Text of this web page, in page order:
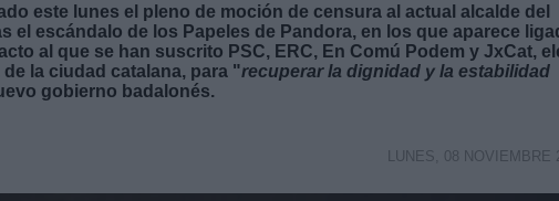
este lunes el pleno de moción de censura al actual alcalde del
el escándalo de los Papeles de Pandora, en los que aparece
al que se han suscrito PSC, ERC, En Comú Podem y JxCat,
la ciudad catalana, para "recuperar la dignidad y la estabilidad
gobierno badalonés.
LUNES, 08 NOVIEMBRE